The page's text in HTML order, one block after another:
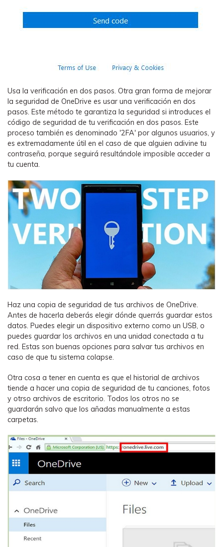
Usa la verificación en dos pasos. Otra gran forma de mejorar
la seguridad de OneDrive es usar una verificación en dos
pasos. Este método te garantiza la seguridad si introduces el
código de seguridad de tu verificación en dos pasos. Este
proceso también es denominado '2FA' por algunos usuarios, y
es extremadamente útil en el caso de que alguien adivine tu
contraseña, porque seguirá resultándole imposible acceder a
tu cuenta.
Haz una copia de seguridad de tus archivos de OneDrive.
Antes de hacerla deberás elegir dónde querrás guardar estos
datos. Puedes elegir un dispositivo externo como un USB, o
puedes guardar los archivos en una unidad conectada a tu
red. Estas son buenas opciones para salvar tus archivos en
caso de que tu sistema colapse.
Otra cosa a tener en cuenta es que el historial de archivos
tiende a hacer una copia de seguridad de tu canciones, fotos
y otrso archivos de escritorio. Todos los otros no se
guardarán salvo que los añadas manualmente a estas
carpetas.